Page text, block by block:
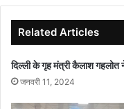
विश्वास
बढ़ाने
वाला
मुकदमा
लड़कर
Related Articles
दिल्ली के गृह मंत्री कैलाश
जनवरी 11, 2024